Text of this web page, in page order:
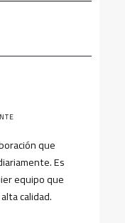
que
Es
equipo que
calidad.